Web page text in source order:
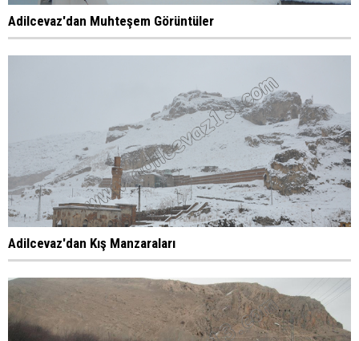
Adilcevaz'dan Muhteşem Görüntüler
Adilcevaz'dan Kış Manzaraları